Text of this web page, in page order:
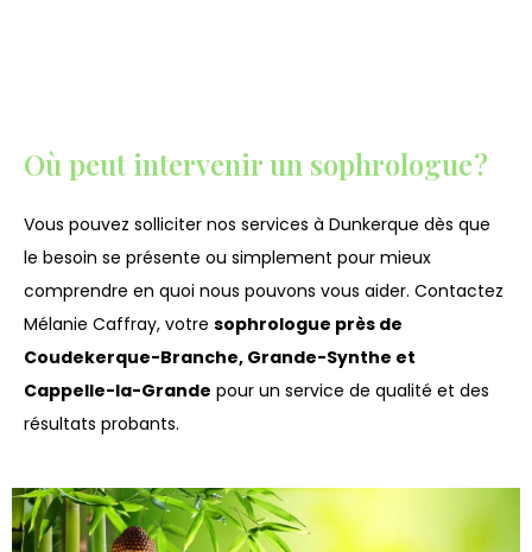
Où peut intervenir un sophrologue ?
Vous pouvez solliciter nos services à Dunkerque dès que
le besoin se présente ou simplement pour mieux
comprendre en quoi nous pouvons vous aider. Contactez
Mélanie Caffray, votre sophrologue près de
Coudekerque-Branche, Grande-Synthe et
Cappelle-la-Grande pour un service de qualité et des
résultats probants.